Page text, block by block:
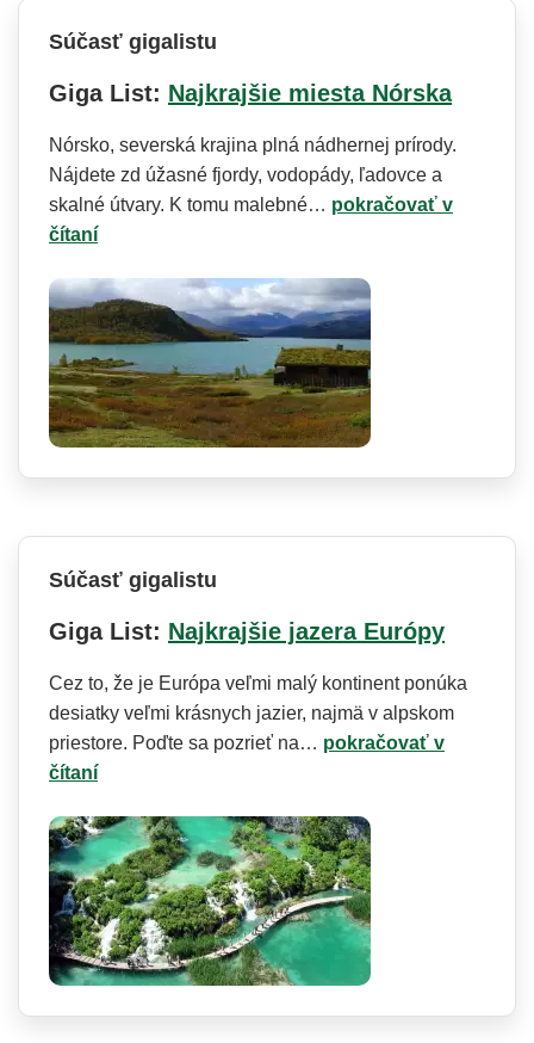
Súčasť gigalistu
Giga List: Najkrajšie miesta Nórska
Nórsko, severská krajina plná nádhernej prírody.
Nájdete zd úžasné fjordy, vodopády, ľadovce a
skalné útvary. K tomu malebné… pokračovať v
čítaní
Súčasť gigalistu
Giga List: Najkrajšie jazera Európy
Cez to, že je Európa veľmi malý kontinent ponúka
desiatky veľmi krásnych jazier, najmä v alpskom
priestore. Poďte sa pozrieť na… pokračovať v
čítaní